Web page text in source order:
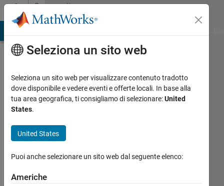
Vai al contenutoCommunity
Profile
Brandon
seen:
oltre 2
Attivo
Seleziona un sito web
Seleziona un sito web per visualizzare contenuto tradotto
dove disponibile e vedere eventi e offerte locali. In base alla
tua area geografica, ti consigliamo di selezionare:United
States.
United States
Puoi anche selezionare un sito web dal seguente elenco:
Americhe